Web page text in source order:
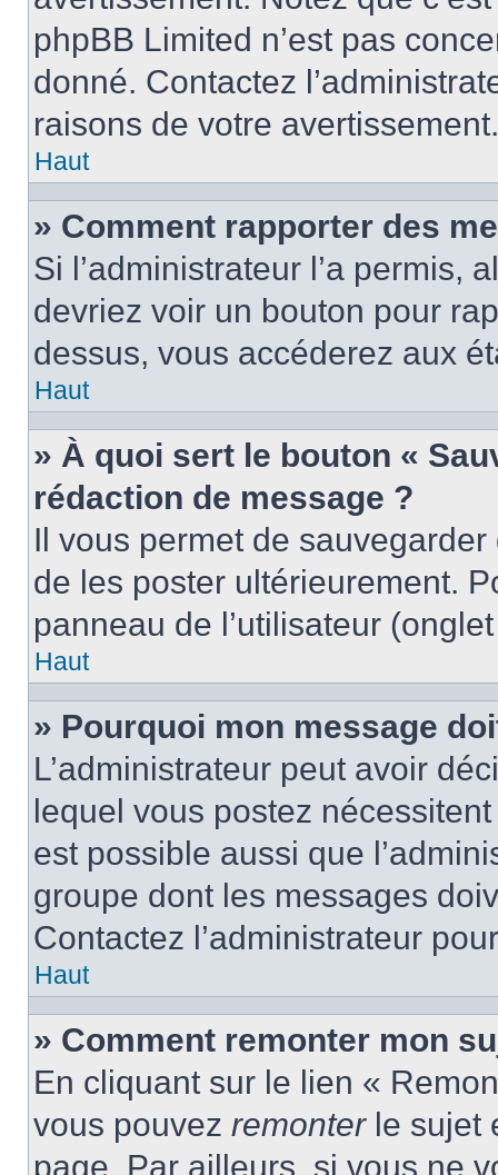
phpBB Limited n’est pas
donné. Contactez
raisons de votre avertissement.
Haut
» Comment rapporter des
Si l’administrateur l’a permis,
devriez voir un bouton pour
dessus, vous accéderez aux
Haut
» À quoi sert le bouton «
rédaction de message ?
Il vous permet de
de les poster ultérieurement.
panneau de l’utilisateur
Haut
» Pourquoi mon message
L’administrateur peut avoir
lequel vous postez
est possible aussi que
groupe dont les messages
Contactez l’administrateur
Haut
» Comment remonter mon
En cliquant sur le lien «
vous pouvez remonterle sujet
page. Par ailleurs, si vous ne